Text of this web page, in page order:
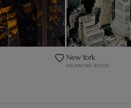
New York
HENNING BOCK